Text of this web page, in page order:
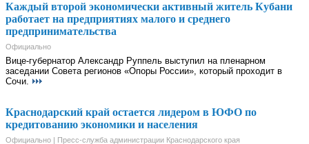
Каждый второй экономически активный житель Кубани
работает на предприятиях малого и среднего
предпринимательства
Официально
Вице-губернатор Александр Руппель выступил на пленарном
заседании Совета регионов «Опоры России», который проходит в
Сочи.
Краснодарский край остается лидером в ЮФО по
кредитованию экономики и населения
Официально | Пресс-служба администрации Краснодарского края